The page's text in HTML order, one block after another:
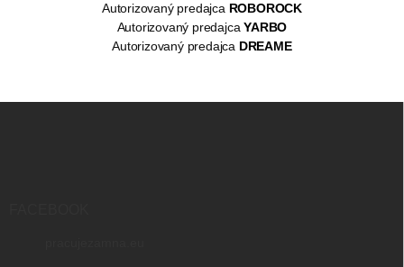
Autorizovaný predajca ROBOROCK
Autorizovaný predajcaYARBO
Autorizovaný predajca DREAME